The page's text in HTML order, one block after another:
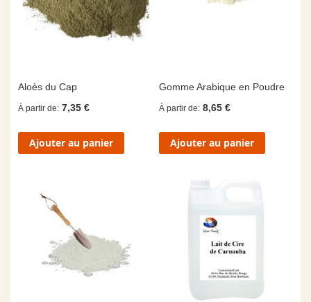
Aloès du Cap
À partir de 7,35 €
Ajouter au panier
Gomme Arabique en Poudre
À partir de 8,65 €
Ajouter au panier